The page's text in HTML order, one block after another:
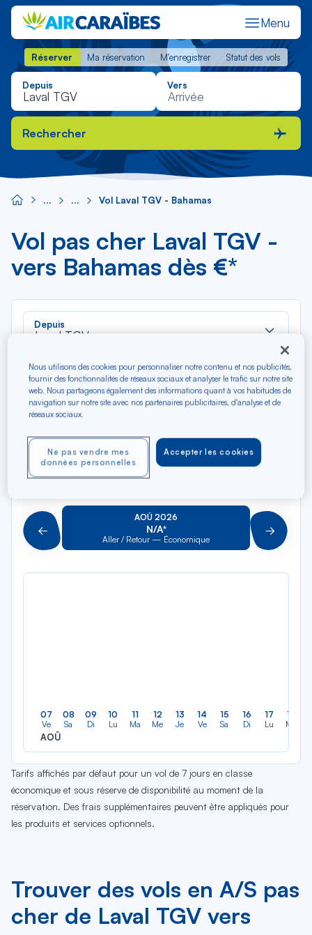
Menu
Réserver Ma réservation M'enregistrer Statut des vols
Réserver Ma réservation M'enregistrer Statut des vols
Depuis Vers
Rechercher
Vol Laval TGV - Bahamas
Vol pas cher Laval TGV -
vers Bahamas dès €*
Depuis
Laval TGV
liste
Vers
Pour aller vers
Type de trajet
Aller-Retour Aller simple
Filtrer
Précédent
AOÛ 2026
N/A*
Aller / Retour — Économique Suivant
07
Ve
AOÛ
08
Sa
09
Di
10
Lu
11
Ma
12
Me
13
Je
14
Ve
15
Sa
16
Di
17
Lu
18
Ma
Tarifs affichés par défaut pour un vol de 7 jours en classe
économique et sous réserve de disponibilité au moment de la
réservation. Des frais supplémentaires peuvent être appliqués pour
les produits et services optionnels.
Trouver des vols en A/S pas
cher de Laval TGV vers
Nous utilisons des cookies pour personnaliser notre contenu et nos publicités,
fournir des fonctionnalités de réseaux sociaux et analyser le trafic sur notre site
web. Nous partageons également des informations quant à vos habitudes de
navigation sur notre site avec nos partenaires publicitaires, d'analyse et de
réseaux sociaux.
Accepter les cookies
Ne pas vendre mes
données personnelles